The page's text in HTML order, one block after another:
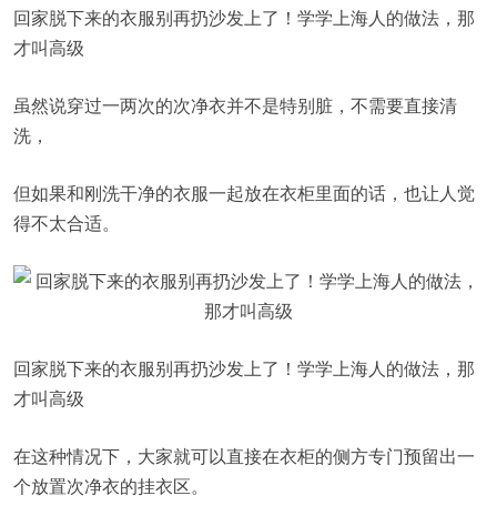
回家脱下来的衣服别再扔沙发上了！学学上海人的做法，那
才叫高级
虽然说穿过一两次的次净衣并不是特别脏，不需要直接清
洗，
但如果和刚洗干净的衣服一起放在衣柜里面的话，也让人觉
得不太合适。
回家脱下来的衣服别再扔沙发上了！学学上海人的做法，那
才叫高级
在这种情况下，大家就可以直接在衣柜的侧方专门预留出一
个放置次净衣的挂衣区。